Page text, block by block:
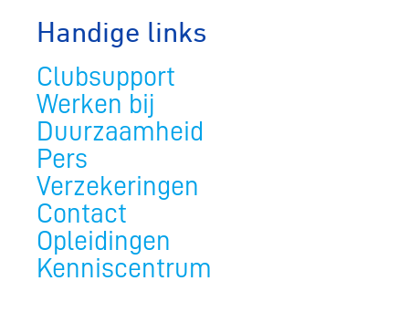
Handige links
Clubsupport
Werken bij
Duurzaamheid
Pers
Verzekeringen
Contact
Opleidingen
Kenniscentrum